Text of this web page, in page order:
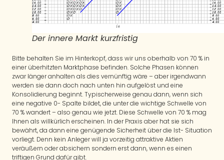
Der innere Markt kurzfristig
Bitte behalten Sie im Hinterkopf, dass wir uns oberhalb von 70 % in
einer überhitzten Marktphase befinden. Solche Phasen können
zwar länger anhalten als dies vernünftig wäre – aber irgendwann
werden sie dann doch nach unten hin aufgelöst und eine
Konsolidierung beginnt. Typischerweise genau dann, wenn sich
eine negative 0- Spalte bildet, die unter die wichtige Schwelle von
70 % wandert – also genau wie jetzt. Diese Schwelle von 70 % mag
Ihnen als willkürlich erscheinen. In der Praxis aber hat sie sich
bewährt, da dann eine genügende Sicherheit über die Ist- Situation
vorliegt. Denn kein Anleger will ja vorzeitig attraktive Aktien
veräußern oder absichern sondern erst dann, wenn es einen
triftigen Grund dafür gibt.